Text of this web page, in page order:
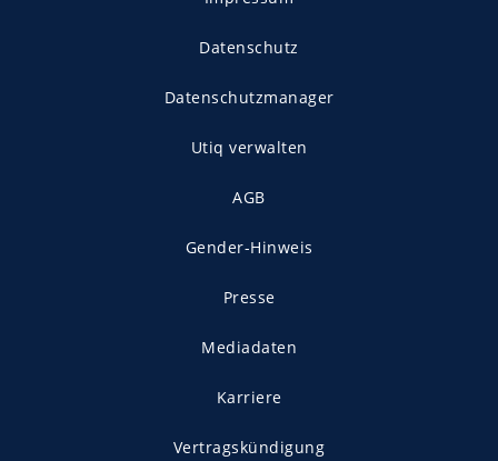
Datenschutz
Datenschutzmanager
Utiq verwalten
AGB
Gender-Hinweis
Presse
Mediadaten
Karriere
Vertragskündigung